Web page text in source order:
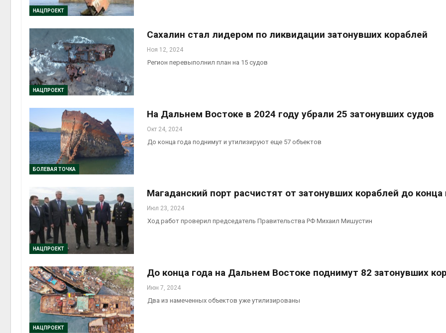
НАЦПРОЕКТ
НАЦПРОЕКТ
Сахалин стал лидером по ликвидации затонувших кораблей
Ноя 12, 2024
Регион перевыполнил план на 15 судов
БОЛЕВАЯ ТОЧКА
На Дальнем Востоке в 2024 году убрали 25 затонувших судов
Окт 24, 2024
До конца года поднимут и утилизируют еще 57 объектов
НАЦПРОЕКТ
Магаданский порт расчистят от затонувших кораблей до конца
Июл 23, 2024
Ход работ проверил председатель Правительства РФ Михаил Мишустин
НАЦПРОЕКТ
До конца года на Дальнем Востоке поднимут 82 затонувших
Июн 7, 2024
Два из намеченных объектов уже утилизированы
использовать
Авг 5, 2026
Европа теряет